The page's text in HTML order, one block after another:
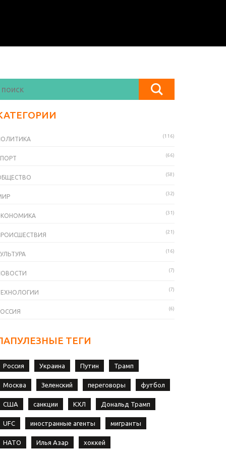
(116)
(66)
(58)
(32)
(31)
(21)
(16)
(7)
(7)
(6)
ТЕГИ
Россия Украина Путин Трамп
Москва Зеленский переговоры футбол
США санкции КХЛ Дональд Трамп
UFC иностранные агенты мигранты
НАТО Илья Азар хоккей